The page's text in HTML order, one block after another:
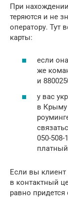
При
теряются и не
оператору. Тут
карты:
если
же
и
у вас
в Крыму
050-
Если вы
в контактный
равно придется